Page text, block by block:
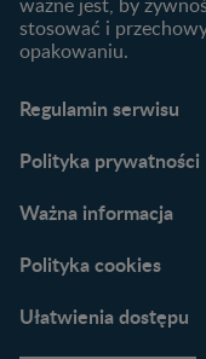
Materiały do
Narzędzia dla rodziców
praktyczne wskazówki
stosować i
opakowaniu.
Regulamin serwisu
Polityka prywatności
Ważna informacja
Polityka cookies
Ułatwienia dostępu